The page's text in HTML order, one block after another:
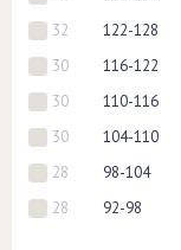
32
122-128
30
116-122
30
110-116
30
104-110
28
98-104
28
92-98